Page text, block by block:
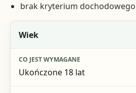
brak kryterium dochodowego
Warunek
Co jest wymagane
Wiek
Ukończone 18 lat